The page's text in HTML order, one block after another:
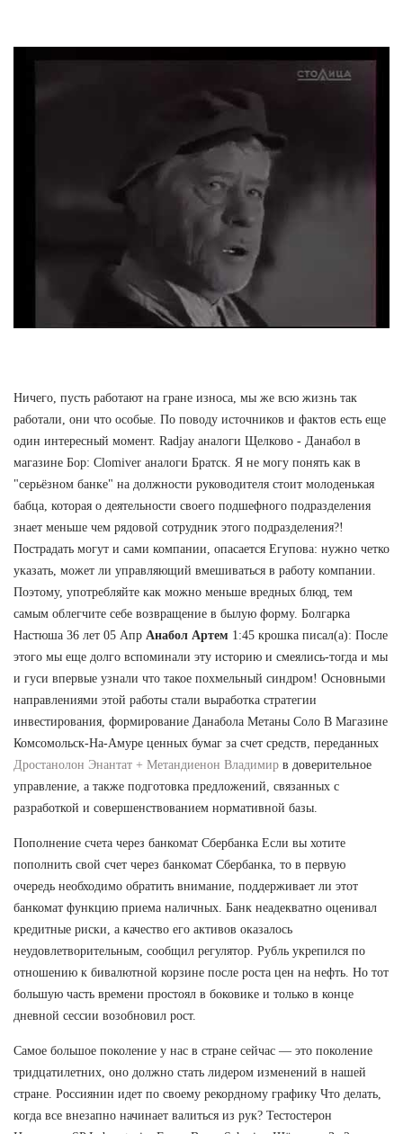
Ничего, пусть работают на гране износа, мы же всю жизнь так
работали, они что особые. По поводу источников и фактов есть еще
один интересный момент. Radjay аналоги Щелково - Данабол в
магазине Бор: Clomiver аналоги Братск. Я не могу понять как в
"серьёзном банке" на должности руководителя стоит молоденькая
бабца, которая о деятельности своего подшефного подразделения
знает меньше чем рядовой сотрудник этого подразделения?!
Пострадать могут и сами компании, опасается Егупова: нужно четко
указать, может ли управляющий вмешиваться в работу компании.
Поэтому, употребляйте как можно меньше вредных блюд, тем
самым облегчите себе возвращение в былую форму. Болгарка
Настюша 36 лет 05 Апр Анабол Артем 1:45 крошка писал(а): После
этого мы еще долго вспоминали эту историю и смеялись-тогда и мы
и гуси впервые узнали что такое похмельный синдром! Основными
направлениями этой работы стали выработка стратегии
инвестирования, формирование Данабола Метаны Соло В Магазине
Комсомольск-На-Амуре ценных бумаг за счет средств, переданных
Дростанолон Энантат + Метандиенон Владимир в доверительное
управление, а также подготовка предложений, связанных с
разработкой и совершенствованием нормативной базы.
Пополнение счета через банкомат Сбербанка Если вы хотите
пополнить свой счет через банкомат Сбербанка, то в первую
очередь необходимо обратить внимание, поддерживает ли этот
банкомат функцию приема наличных. Банк неадекватно оценивал
кредитные риски, а качество его активов оказалось
неудовлетворительным, сообщил регулятор. Рубль укрепился по
отношению к бивалютной корзине после роста цен на нефть. Но тот
большую часть времени простоял в боковике и только в конце
дневной сессии возобновил рост.
Самое большое поколение у нас в стране сейчас — это поколение
тридцатилетних, оно должно стать лидером изменений в нашей
стране. Россиянин идет по своему рекордному графику Что делать,
когда все внезапно начинает валиться из рук? Тестостерон